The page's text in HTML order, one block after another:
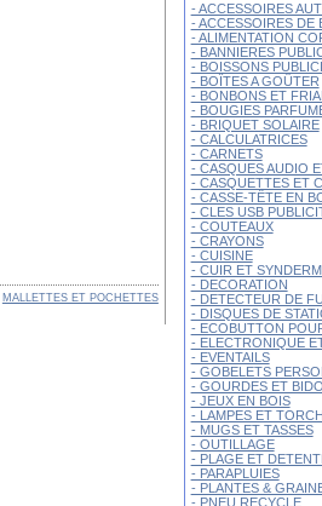
MALLETTES ET POCHETTES
- ACCESSOIRES
- ACCESSOIRES DE
- ALIMENTATION
- BANNIERES
- BOISSONS
- BOÎTES A GOÛTER
- BONBONS ET
- BOUGIES
- BRIQUET SOLAIRE
- CALCULATRICES
- CARNETS
- CASQUES AUDIO
- CASQUETTES ET
- CASSE-TÊTE EN
- CLES USB
- COUTEAUX
- CRAYONS
- CUISINE
- CUIR ET
- DECORATION
- DETECTEUR DE
- DISQUES DE
- ECOBUTTON
- ELECTRONIQUE
- EVENTAILS
- GOBELETS
- GOURDES ET
- JEUX EN BOIS
- LAMPES ET
- MUGS ET TASSES
- OUTILLAGE
- PLAGE ET
- PARAPLUIES
- PLANTES &
- PNEU RECYCLE